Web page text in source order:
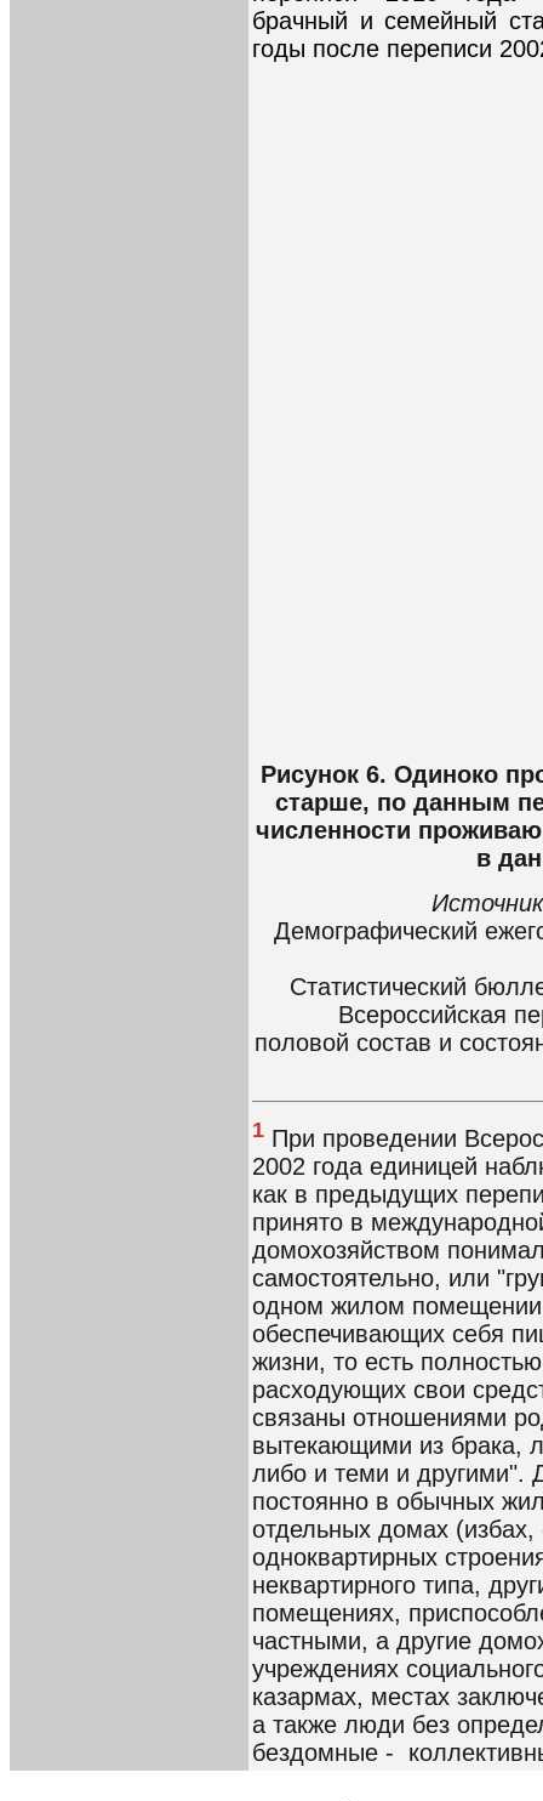
брачный и семейный
годы после переписи
Рисунок 6. Одиноко
старше, по данным
численности
в
Демографический
Статистический
Всероссийская
половой состав и
1 При проведении
2002 года единицей
как в предыдущих
принято в
домохозяйством
самостоятельно, или
одном жилом помещении
обеспечивающих себя
жизни, то есть
расходующих свои
связаны отношениями
вытекающими из брака,
либо и теми и другими".
постоянно в обычных
отдельных домах (избах,
одноквартирных
неквартирного типа,
помещениях,
частными, а другие
учреждениях
казармах, местах
а также люди без
бездомные -